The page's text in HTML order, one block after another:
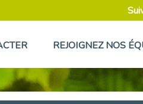
REJOIGNEZ NOS